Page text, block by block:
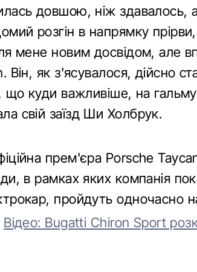
довшою, ніж здавалось,
розгін в напрямку
мене новим досвідом, але
Він, як з'ясувалося, дійсно
що куди важливіше, на
свій заїзд Ши Холбрук.
прем'єра Porsche
в рамках яких компанія
пройдуть одночасно
Відео: Bugatti Chiron Sport